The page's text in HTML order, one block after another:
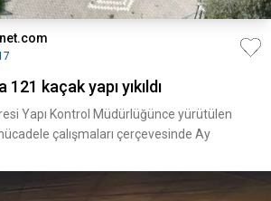
121 kaçak yapı yıkıldı
Yapı Kontrol Müdürlüğünce yürütülen
çalışmaları çerçevesinde Ay